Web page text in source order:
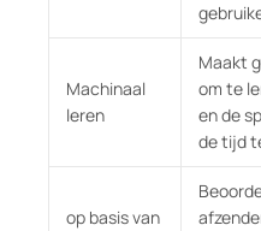
Machinaal
leren
Maakt
om te
en de
de tijd
op basis van